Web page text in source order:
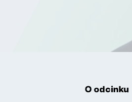
O odcinku